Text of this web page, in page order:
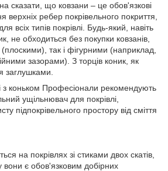
сказати, що ковзани – це обов'язкові
ребер покрівельного покриття,
всіх типів покрівлі. Будь-який, навіть
не обходиться без покупки ковзанів,
так і фігурними (наприклад,
зазорами). З торців коник, як
заглушками.
з коньком Професіонали рекомендують
ущільнювач для покрівлі,
підпокрівельного простору від сміття
на покрівлях зі стиками двох скатів,
вони є обов'язковим добірних